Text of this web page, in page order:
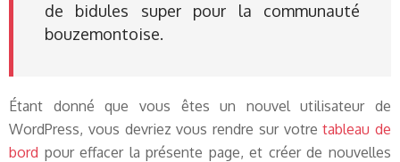
de bidules super pour la communauté
bouzemontoise.
Étant donné que vous êtes un nouvel utilisateur de
WordPress, vous devriez vous rendre sur votretableau de
bord pour effacer la présente page, et créer de nouvelles